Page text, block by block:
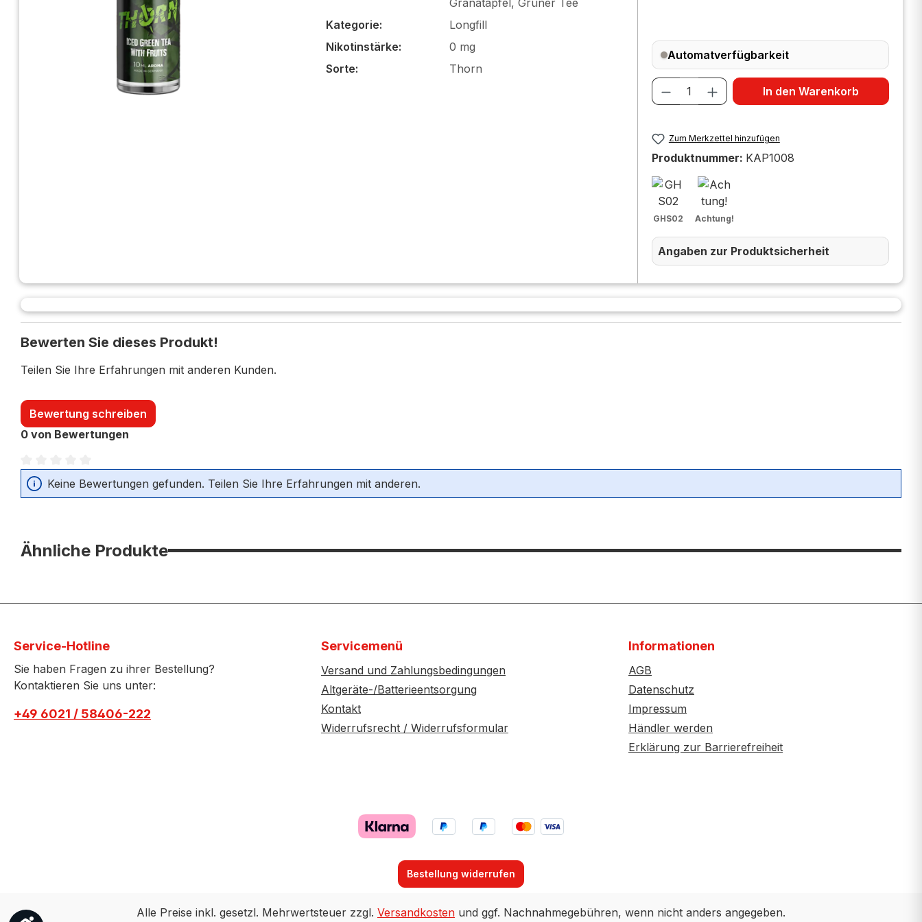
Granatapfel, Grüner Tee
Kategorie:
Longfill
Nikotinstärke:
0 mg
Sorte:
Thorn
Automatverfügbarkeit
Produkt Anzahl: Gib den
In den Warenkorb
Zum Merkzettel hinzufügen
Produktnummer: KAP1008
GHS02 Achtung!
Angaben zur Produktsicherheit
Bewerten Sie dieses Produkt!
Teilen Sie Ihre Erfahrungen mit anderen Kunden.
Bewertung schreiben
0 von Bewertungen
Durchschnittliche Bewertung von 0 von 5 Sternen
Keine Bewertungen gefunden. Teilen Sie Ihre Erfahrungen mit anderen.
Ähnliche Produkte
Service-Hotline
Sie haben Fragen zu ihrer Bestellung?
Kontaktieren Sie uns unter:
+49 6021 / 58406-222
Servicemenü
Versand und Zahlungsbedingungen
Altgeräte-/Batterieentsorgung
Kontakt
Widerrufsrecht / Widerrufsformular
Informationen
AGB
Datenschutz
Impressum
Händler werden
Erklärung zur Barrierefreiheit
Bestellung widerrufen
Alle Preise inkl. gesetzl. Mehrwertsteuer zzgl. Versandkosten und ggf. Nachnahmegebühren, wenn nicht anders angegeben.